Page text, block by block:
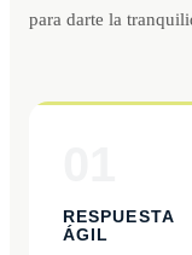
para darte la
RESPUESTA
ÁGIL